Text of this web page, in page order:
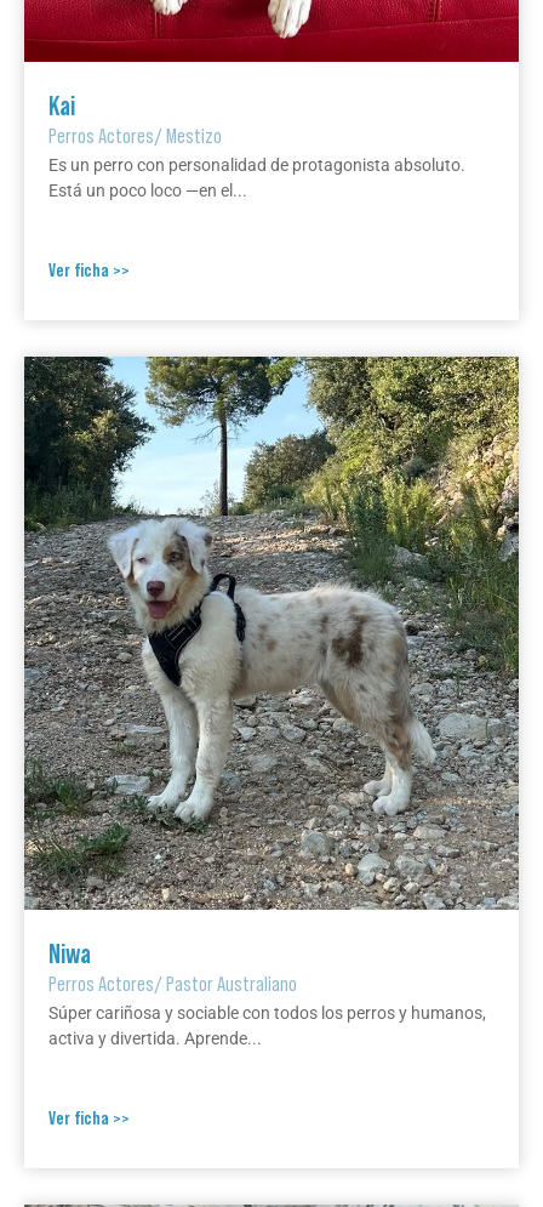
Kai
Perros Actores/Mestizo
Es un perro con personalidad de protagonista absoluto.
Está un poco loco —en el...
Ver ficha >>
Niwa
Perros Actores/Pastor Australiano
Súper cariñosa y sociable con todos los perros y humanos,
activa y divertida. Aprende...
Ver ficha >>